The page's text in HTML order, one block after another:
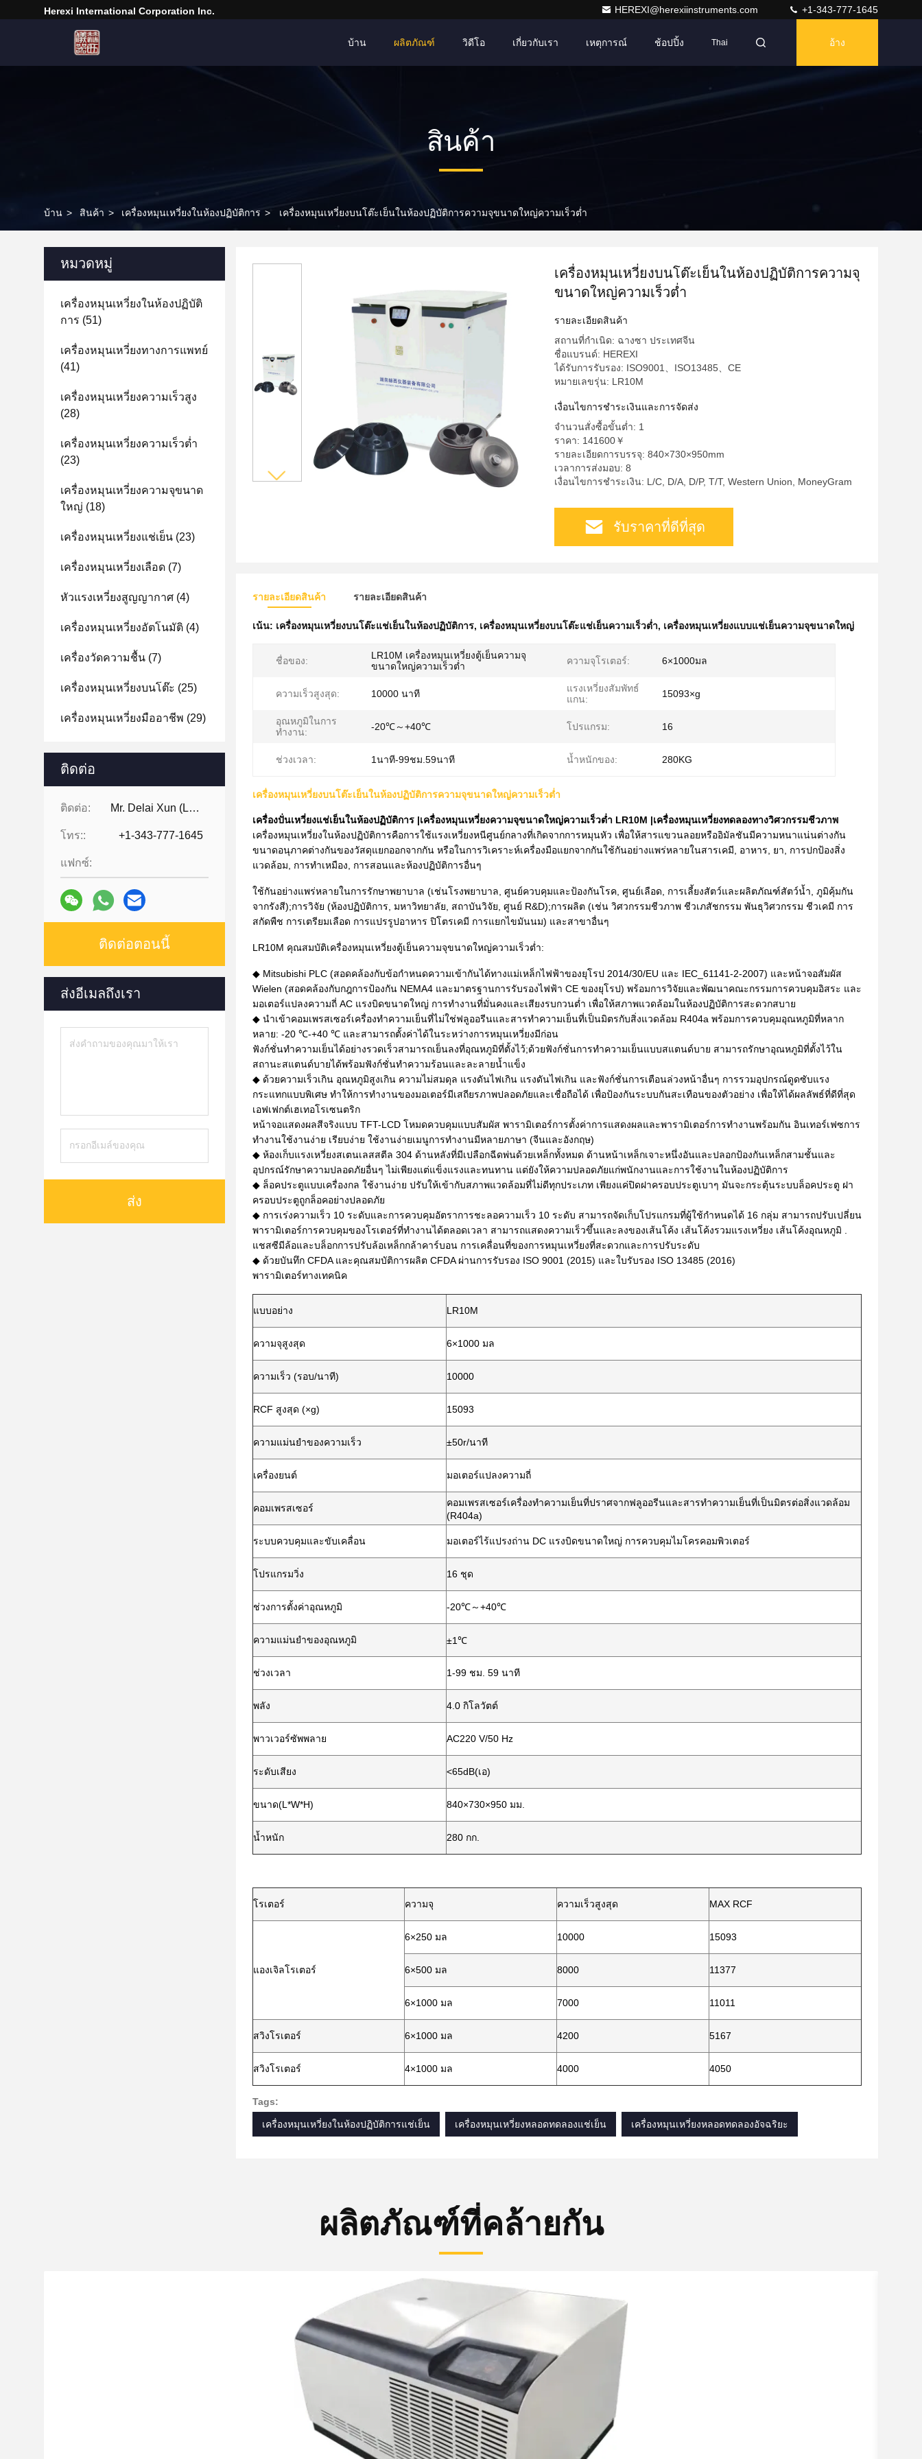
Herexi International Corporation Inc. HEREXI@herexiinstruments.com +1-343-777-1645
บ้าน ผลิตภัณฑ์ วิดีโอ เกี่ยวกับเรา เหตุการณ์ ช้อปปิ้ง Thai อ้าง
สินค้า
บ้าน > สินค้า > เครื่องหมุนเหวี่ยงในห้องปฏิบัติการ > เครื่องหมุนเหวี่ยงบนโต๊ะเย็นในห้องปฏิบัติการความจุขนาดใหญ่ความเร็วต่ำ
หมวดหมู่
เครื่องหมุนเหวี่ยงในห้องปฏิบัติ
การ (51)
เครื่องหมุนเหวี่ยงทางการแพทย์
(41)
เครื่องหมุนเหวี่ยงความเร็วสูง
(28)
เครื่องหมุนเหวี่ยงความเร็วต่ำ
(23)
เครื่องหมุนเหวี่ยงความจุขนาด
ใหญ่ (18)
เครื่องหมุนเหวี่ยงแช่เย็น (23)
เครื่องหมุนเหวี่ยงเลือด (7)
หัวแรงเหวี่ยงสูญญากาศ (4)
เครื่องหมุนเหวี่ยงอัตโนมัติ (4)
เครื่องวัดความชื้น (7)
เครื่องหมุนเหวี่ยงบนโต๊ะ (25)
เครื่องหมุนเหวี่ยงมืออาชีพ (29)
ติดต่อ
ติดต่อ: Mr. Delai Xun (Leo)
โทร:: +1-343-777-1645
แฟกซ์:
ติดต่อตอนนี้
ส่งอีเมลถึงเรา
ส่ง
เครื่องหมุนเหวี่ยงบนโต๊ะเย็นในห้องปฏิบัติการความจุ
ขนาดใหญ่ความเร็วต่ำ
รายละเอียดสินค้า
สถานที่กำเนิด: ฉางซา ประเทศจีน
ชื่อแบรนด์: HEREXI
ได้รับการรับรอง: ISO9001、ISO13485、CE
หมายเลขรุ่น: LR10M
เงื่อนไขการชำระเงินและการจัดส่ง
จำนวนสั่งซื้อขั้นต่ำ: 1
ราคา: 141600￥
รายละเอียดการบรรจุ: 840×730×950mm
เวลาการส่งมอบ: 8
เงื่อนไขการชำระเงิน: L/C, D/A, D/P, T/T, Western Union, MoneyGram
รับราคาที่ดีที่สุด
รายละเอียดสินค้า รายละเอียดสินค้า
เน้น: เครื่องหมุนเหวี่ยงบนโต๊ะแช่เย็นในห้องปฏิบัติการ, เครื่องหมุนเหวี่ยงบนโต๊ะแช่เย็นความเร็วต่ำ, เครื่องหมุนเหวี่ยงแบบแช่เย็นความจุขนาดใหญ่
ชื่อของ:
LR10M เครื่องหมุนเหวี่ยงตู้เย็นความจุ
ขนาดใหญ่ความเร็วต่ำ
ความจุโรเตอร์: 6×1000มล
ความเร็วสูงสุด: 10000 นาที
แรงเหวี่ยงสัมพัทธ์
แกน:
15093×g
อุณหภูมิในการ
ทำงาน:
-20℃～+40℃ โปรแกรม: 16
ช่วงเวลา: 1นาที-99ชม.59นาที น้ำหนักของ: 280KG
เครื่องหมุนเหวี่ยงบนโต๊ะเย็นในห้องปฏิบัติการความจุขนาดใหญ่ความเร็วต่ำ
เครื่องปั่นเหวี่ยงแช่เย็นในห้องปฏิบัติการ |เครื่องหมุนเหวี่ยงความจุขนาดใหญ่ความเร็วต่ำ LR10M |เครื่องหมุนเหวี่ยงทดลองทางวิศวกรรมชีวภาพ
เครื่องหมุนเหวี่ยงในห้องปฏิบัติการคือการใช้แรงเหวี่ยงหนีศูนย์กลางที่เกิดจากการหมุนหัว เพื่อให้สารแขวนลอยหรืออิมัลชันมีความหนาแน่นต่างกัน
ขนาดอนุภาคต่างกันของวัสดุแยกออกจากกัน หรือในการวิเคราะห์เครื่องมือแยกจากกันใช้กันอย่างแพร่หลายในสารเคมี, อาหาร, ยา, การปกป้องสิ่ง
แวดล้อม, การทำเหมือง, การสอนและห้องปฏิบัติการอื่นๆ
ใช้กันอย่างแพร่หลายในการรักษาพยาบาล (เช่นโรงพยาบาล, ศูนย์ควบคุมและป้องกันโรค, ศูนย์เลือด, การเลี้ยงสัตว์และผลิตภัณฑ์สัตว์น้ำ, ภูมิคุ้มกัน
จากรังสี);การวิจัย (ห้องปฏิบัติการ, มหาวิทยาลัย, สถาบันวิจัย, ศูนย์ R&D);การผลิต (เช่น วิศวกรรมชีวภาพ ชีวเภสัชกรรม พันธุวิศวกรรม ชีวเคมี การ
สกัดพืช การเตรียมเลือด การแปรรูปอาหาร ปิโตรเคมี การแยกไขมันนม) และสาขาอื่นๆ
LR10M คุณสมบัติเครื่องหมุนเหวี่ยงตู้เย็นความจุขนาดใหญ่ความเร็วต่ำ:
◆ Mitsubishi PLC (สอดคล้องกับข้อกำหนดความเข้ากันได้ทางแม่เหล็กไฟฟ้าของยุโรป 2014/30/EU และ IEC_61141-2-2007) และหน้าจอสัมผัส
Wielen (สอดคล้องกับกฎการป้องกัน NEMA4 และมาตรฐานการรับรองไฟฟ้า CE ของยุโรป) พร้อมการวิจัยและพัฒนาคณะกรรมการควบคุมอิสระ และ
มอเตอร์แปลงความถี่ AC แรงบิดขนาดใหญ่ การทำงานที่มั่นคงและเสียงรบกวนต่ำ เพื่อให้สภาพแวดล้อมในห้องปฏิบัติการสะดวกสบาย
◆ นำเข้าคอมเพรสเซอร์เครื่องทำความเย็นที่ไม่ใช่ฟลูออรีนและสารทำความเย็นที่เป็นมิตรกับสิ่งแวดล้อม R404a พร้อมการควบคุมอุณหภูมิที่หลาก
หลาย: -20 ℃-+40 ℃ และสามารถตั้งค่าได้ในระหว่างการหมุนเหวี่ยงมีก่อน
ฟังก์ชั่นทำความเย็นได้อย่างรวดเร็วสามารถเย็นลงที่อุณหภูมิที่ตั้งไว้;ด้วยฟังก์ชั่นการทำความเย็นแบบสแตนด์บาย สามารถรักษาอุณหภูมิที่ตั้งไว้ใน
สถานะสแตนด์บายได้พร้อมฟังก์ชั่นทำความร้อนและละลายน้ำแข็ง
◆ ด้วยความเร็วเกิน อุณหภูมิสูงเกิน ความไม่สมดุล แรงดันไฟเกิน แรงดันไฟเกิน และฟังก์ชั่นการเตือนล่วงหน้าอื่นๆ การรวมอุปกรณ์ดูดซับแรง
กระแทกแบบพิเศษ ทำให้การทำงานของมอเตอร์มีเสถียรภาพปลอดภัยและเชื่อถือได้ เพื่อป้องกันระบบกันสะเทือนของตัวอย่าง เพื่อให้ได้ผลลัพธ์ที่ดีที่สุด
เอฟเฟกต์เฮเทอโรเซนตริก
หน้าจอแสดงผลสีจริงแบบ TFT-LCD โหมดควบคุมแบบสัมผัส พารามิเตอร์การตั้งค่าการแสดงผลและพารามิเตอร์การทำงานพร้อมกัน อินเทอร์เฟซการ
ทำงานใช้งานง่าย เรียบง่าย ใช้งานง่ายเมนูการทำงานมีหลายภาษา (จีนและอังกฤษ)
◆ ห้องเก็บแรงเหวี่ยงสเตนเลสสตีล 304 ด้านหลังที่มีเปลือกฉีดพ่นด้วยเหล็กทั้งหมด ด้านหน้าเหล็กเจาะหนึ่งอันและปลอกป้องกันเหล็กสามชั้นและ
อุปกรณ์รักษาความปลอดภัยอื่นๆ ไม่เพียงแต่แข็งแรงและทนทาน แต่ยังให้ความปลอดภัยแก่พนักงานและการใช้งานในห้องปฏิบัติการ
◆ ล็อคประตูแบบเครื่องกล ใช้งานง่าย ปรับให้เข้ากับสภาพแวดล้อมที่ไม่ดีทุกประเภท เพียงแค่ปิดฝาครอบประตูเบาๆ มันจะกระตุ้นระบบล็อคประตู ฝา
ครอบประตูถูกล็อคอย่างปลอดภัย
◆ การเร่งความเร็ว 10 ระดับและการควบคุมอัตราการชะลอความเร็ว 10 ระดับ สามารถจัดเก็บโปรแกรมที่ผู้ใช้กำหนดได้ 16 กลุ่ม สามารถปรับเปลี่ยน
พารามิเตอร์การควบคุมของโรเตอร์ที่ทำงานได้ตลอดเวลา สามารถแสดงความเร็วขึ้นและลงของเส้นโค้ง เส้นโค้งรวมแรงเหวี่ยง เส้นโค้งอุณหภูมิ .
แชสซีมีล้อและบล็อกการปรับล้อเหล็กกล้าคาร์บอน การเคลื่อนที่ของการหมุนเหวี่ยงที่สะดวกและการปรับระดับ
◆ ด้วยบันทึก CFDA และคุณสมบัติการผลิต CFDA ผ่านการรับรอง ISO 9001 (2015) และใบรับรอง ISO 13485 (2016)
พารามิเตอร์ทางเทคนิค
แบบอย่าง LR10M
ความจุสูงสุด 6×1000 มล
ความเร็ว (รอบ/นาที) 10000
RCF สูงสุด (×g) 15093
ความแม่นยำของความเร็ว ±50r/นาที
เครื่องยนต์ มอเตอร์แปลงความถี่
คอมเพรสเซอร์
คอมเพรสเซอร์เครื่องทำความเย็นที่ปราศจากฟลูออรีนและสารทำความเย็นที่เป็นมิตรต่อสิ่งแวดล้อม
(R404a)
ระบบควบคุมและขับเคลื่อน มอเตอร์ไร้แปรงถ่าน DC แรงบิดขนาดใหญ่ การควบคุมไมโครคอมพิวเตอร์
โปรแกรมวิ่ง 16 ชุด
ช่วงการตั้งค่าอุณหภูมิ -20℃～+40℃
ความแม่นยำของอุณหภูมิ ±1℃
ช่วงเวลา 1-99 ชม. 59 นาที
พลัง 4.0 กิโลวัตต์
พาวเวอร์ซัพพลาย AC220 V/50 Hz
ระดับเสียง <65dB(เอ)
ขนาด(L*W*H) 840×730×950 มม.
น้ำหนัก 280 กก.
โรเตอร์ ความจุ ความเร็วสูงสุด MAX RCF
แองเจิลโรเตอร์
6×250 มล 10000 15093
6×500 มล 8000 11377
6×1000 มล 7000 11011
สวิงโรเตอร์ 6×1000 มล 4200 5167
สวิงโรเตอร์ 4×1000 มล 4000 4050
Tags:
เครื่องหมุนเหวี่ยงในห้องปฏิบัติการแช่เย็น เครื่องหมุนเหวี่ยงหลอดทดลองแช่เย็น เครื่องหมุนเหวี่ยงหลอดทดลองอัจฉริยะ
ผลิตภัณฑ์ที่คล้ายกัน